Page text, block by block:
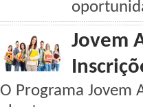
Jovem
O Programa Jovem